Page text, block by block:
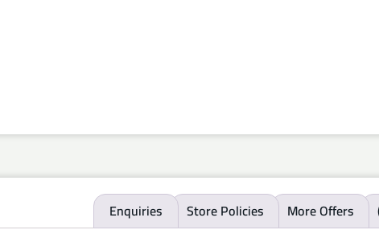
More Offers
Store Policies
Enquiries